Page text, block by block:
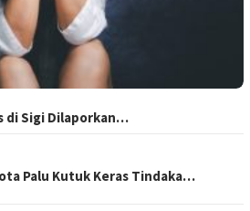
di Sigi Dilaporkan…
Palu Kutuk Keras Tindaka…